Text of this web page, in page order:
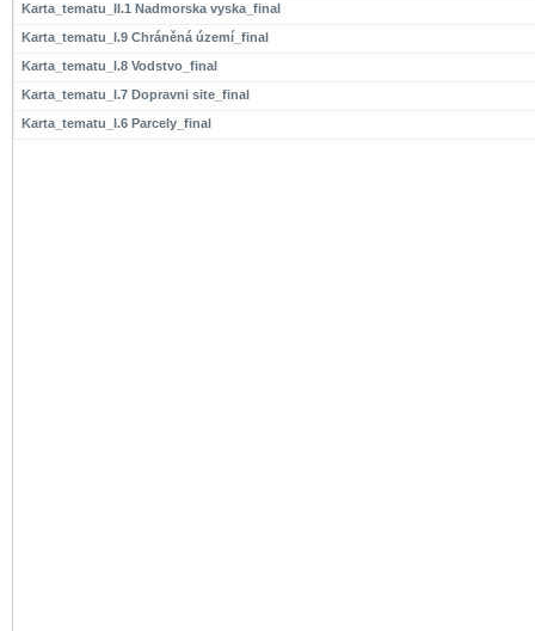
Karta_tematu_II.1 Nadmorska vyska_final
Karta_tematu_I.9 Chráněná území_final
Karta_tematu_I.8 Vodstvo_final
Karta_tematu_I.7 Dopravni site_final
Karta_tematu_I.6 Parcely_final